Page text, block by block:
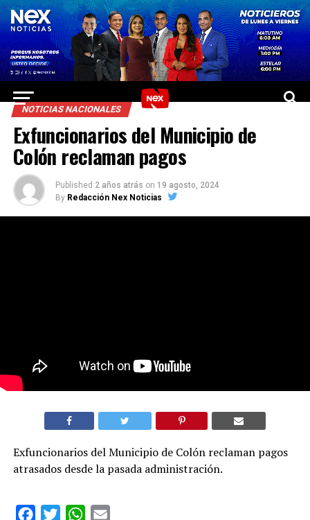
NOTICIAS NACIONALES
Exfuncionarios del Municipio de
Colón reclaman pagos
Published 2 años atrás on 19 agosto, 2024
By Redacción Nex Noticias
Exfuncionarios del Municipio de Colón reclaman pagos
atrasados desde la pasada administración.
Facebook
TwitterWhatsApp